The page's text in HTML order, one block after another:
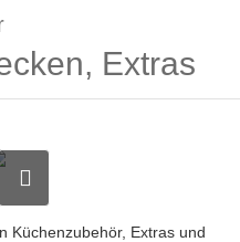
Extras
Küchenzubehör, Extras und